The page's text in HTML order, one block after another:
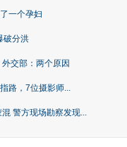
一个孕妇
破分洪
交部：两个原因
路，7位摄影师...
警方现场勘察发现...